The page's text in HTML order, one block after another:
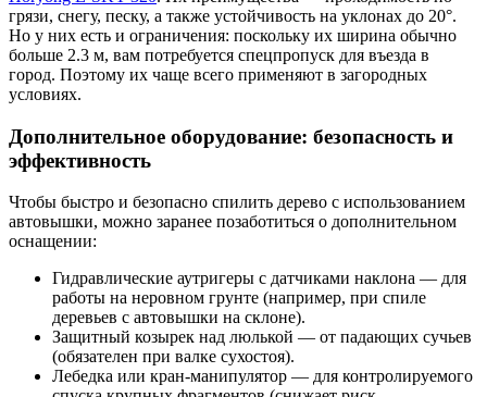
грязи, снегу, песку, а также устойчивость на уклонах до 20°.
Но у них есть и ограничения: поскольку их ширина обычно
больше 2.3 м, вам потребуется спецпропуск для въезда в
город. Поэтому их чаще всего применяют в загородных
условиях.
Дополнительное оборудование: безопасность и
эффективность
Чтобы быстро и безопасно спилить дерево с использованием
автовышки, можно заранее позаботиться о дополнительном
оснащении:
Гидравлические аутригеры с датчиками наклона — для
работы на неровном грунте (например, при спиле
деревьев с автовышки на склоне).
Защитный козырек над люлькой — от падающих сучьев
(обязателен при валке сухостоя).
Лебедка или кран-манипулятор — для контролируемого